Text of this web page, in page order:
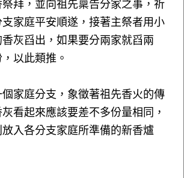
拜，並向祖先稟告分家之事，祈
家庭平安順遂，接著主祭者用小
灰舀出，如果要分兩家就舀兩
以此類推。
家庭分支，象徵著祖先香火的傳
看起來應該要差不多份量相同，
入各分支家庭所準備的新香爐